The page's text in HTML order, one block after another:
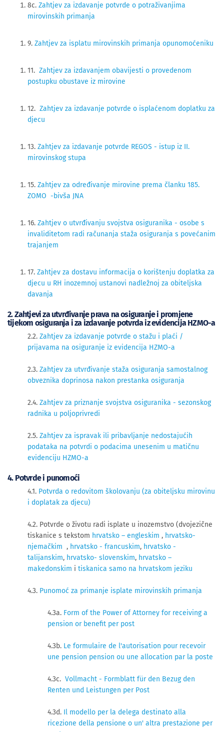
8c. Zahtjev za izdavanje potvrde o potraživanjima
mirovinskih primanja
9. Zahtjev za isplatu mirovinskih primanja opunomoćeniku
11. Zahtjev za izdavanjem obavijesti o provedenom
postupku obustave iz mirovine
12. Zahtjev za izdavanje potvrde o isplaćenom doplatku za
djecu
13. Zahtjev za izdavanje potvrde REGOS - istup iz II.
mirovinskog stupa
15. Zahtjev za određivanje mirovine prema članku 185.
ZOMO -bivša JNA
16. Zahtjev o utvrđivanju svojstva osiguranika - osobe s
invaliditetom radi računanja staža osiguranja s povećanim
trajanjem
17. Zahtjev za dostavu informacija o korištenju doplatka za
djecu u RH inozemnoj ustanovi nadležnoj za obiteljska
davanja
2. Zahtjevi za utvrđivanje prava na osiguranje i promjene
tijekom osiguranja i za izdavanje potvrda iz evidencija HZMO-a
2​​.2. Zahtjev za izdavanje potvrde o stažu i plaći /
prijavama na osiguranje iz evidencija HZMO-a
2.3. Zahtjev za utvrđivanje staža osiguranja samostalnog
obveznika doprinosa nakon prestanka osiguranja
2.4. Zahtjev za priznanje svojstva osiguranika - sezonskog
radnika u poljoprivredi
2.5. Zahtjev za ispravak ili pribavljanje nedostajućih
podataka na potvrdi o podacima unesenim u matičnu
evidenciju HZMO-a
4. Potvrde i punomoći
4.1. Potvrda o redovitom školovanju (za obiteljsku mirovinu
i doplatak za djecu)
4.2. Potvrde o životu radi isplate u inozemstvo (dvojezične
tiskanice s tekstom hrvatsko – engleskim , hrvatsko-
njemačkim , hrvatsko - francuskim, hrvatsko -
talijanskim, hrvatsko- slovenskim, hrvatsko –
makedonskim i tiskanica samo na hrvatskom jeziku
4.3. Punomoć za primanje isplate mirovinskih primanja
4.3a. Form of the Power of Attorney for receiving a
pension or benefit per post
4.3b. Le formulaire de l'autorisation pour recevoir
une pension pension ou une allocation par la poste
4.3c. Vollmacht - Formblatt für den Bezug den
Renten und Leistungen per Post
4.3d. Il modello per la delega destinato alla
ricezione della pensione o un' altra prestazione per